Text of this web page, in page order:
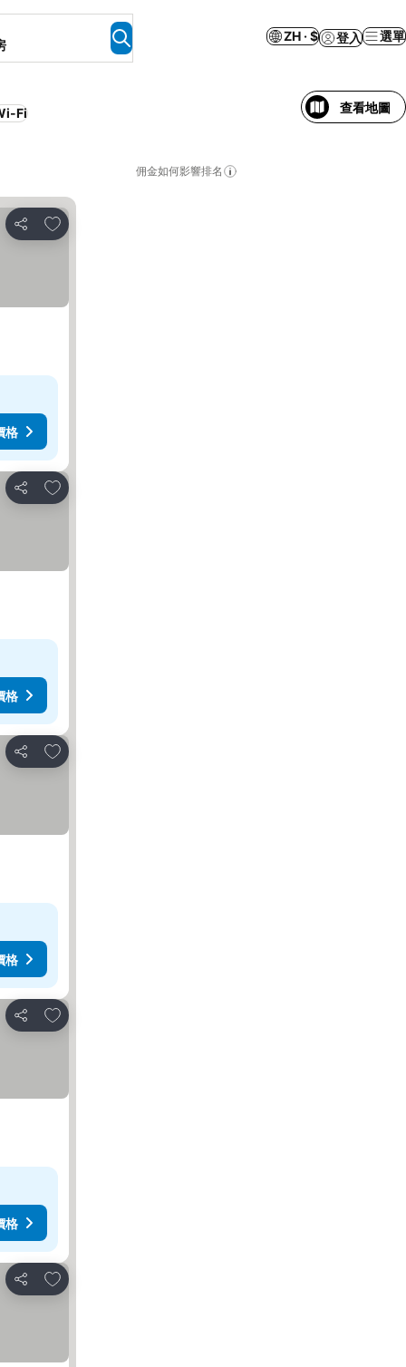
ZH · $ 登入 選單
Fi 查看地圖
佣金如何影響排名
分享
放到收藏夾
格
分享
放到收藏夾
格
分享
放到收藏夾
格
分享
放到收藏夾
格
分享
放到收藏夾